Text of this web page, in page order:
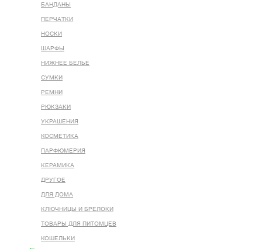
БАНДАНЫ
ПЕРЧАТКИ
НОСКИ
ШАРФЫ
НИЖНЕЕ БЕЛЬЕ
СУМКИ
РЕМНИ
РЮКЗАКИ
УКРАШЕНИЯ
КОСМЕТИКА
ПАРФЮМЕРИЯ
КЕРАМИКА
ДРУГОЕ
ДЛЯ ДОМА
КЛЮЧНИЦЫ И БРЕЛОКИ
ТОВАРЫ ДЛЯ ПИТОМЦЕВ
КОШЕЛЬКИ